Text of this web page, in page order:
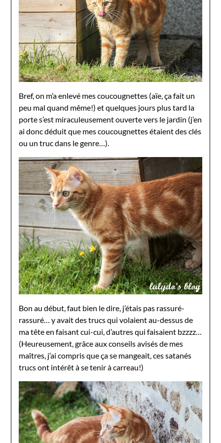
Bref, on m’a enlevé mes coucougnettes (aïe, ça fait un
peu mal quand même!) et quelques jours plus tard la
porte s’est miraculeusement ouverte vers le jardin (j’en
ai donc déduit que mes coucougnettes étaient des clés
ou un truc dans le genre…).
Bon au début, faut bien le dire, j’étais pas rassuré-
rassuré… y avait des trucs qui volaient au-dessus de
ma tête en faisant cui-cui, d’autres qui faisaient bzzzz…
(Heureusement, grâce aux conseils avisés de mes
maîtres, j’ai compris que ça se mangeait, ces satanés
trucs ont intérêt à se tenir à carreau!)